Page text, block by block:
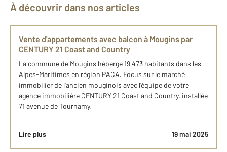
À découvrir dans nos articles
Vente d'appartements avec balcon à Mougins par
CENTURY 21 Coast and Country
La commune de Mougins héberge 19 473 habitants dans les
Alpes-Maritimes en région PACA. Focus sur le marché
immobilier de l’ancien mouginois avec l’équipe de votre
agence immobilière CENTURY 21 Coast and Country, installée
71 avenue de Tournamy.
Lire plus 19 mai 2025